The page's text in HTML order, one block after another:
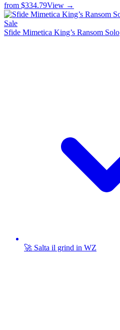
from $334.79View →
Sale
Sfide Mimetica King’s Ransom Solo
🚀 Salta il grind in WZ